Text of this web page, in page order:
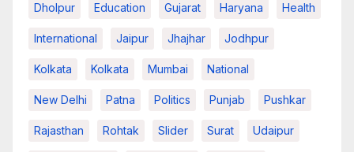
Dholpur Education Gujarat Haryana Health
International Jaipur Jhajhar Jodhpur
Kolkata Kolkata Mumbai National
New Delhi Patna Politics Punjab Pushkar
Rajasthan Rohtak Slider Surat Udaipur